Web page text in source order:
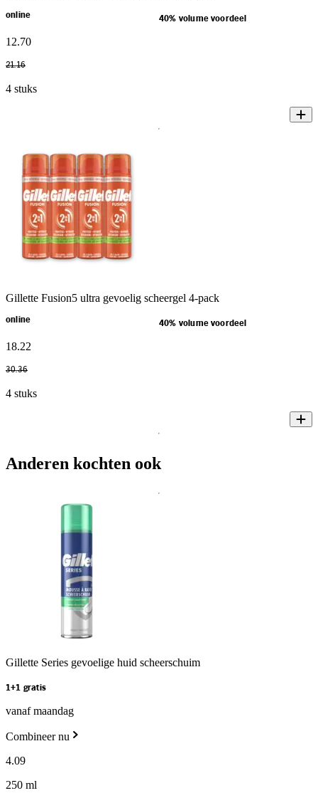
online 40% volume voordeel
12.70
21.16
4 stuks
Gillette Fusion5 ultra gevoelig scheergel 4-pack
online 40% volume voordeel
18.22
30.36
4 stuks
Anderen kochten ook
Gillette Series gevoelige huid scheerschuim
1+1 gratis
vanaf maandag
Combineer nu
4.09
250 ml